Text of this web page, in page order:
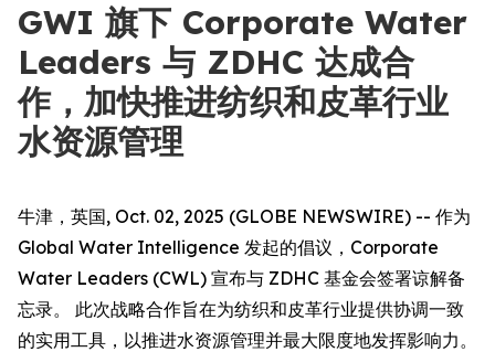
GWI 旗下 Corporate Water
Leaders 与 ZDHC 达成合
作，加快推进纺织和皮革行业
水资源管理
牛津，英国, Oct. 02, 2025 (GLOBE NEWSWIRE) -- 作为
Global Water Intelligence 发起的倡议，Corporate
Water Leaders (CWL) 宣布与 ZDHC 基金会签署谅解备
忘录。 此次战略合作旨在为纺织和皮革行业提供协调一致
的实用工具，以推进水资源管理并最大限度地发挥影响力。